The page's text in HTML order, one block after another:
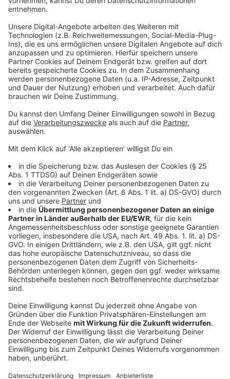
technischer Leiter der Niederlassung Münster des
BLB NRW. "Zum einen realisieren wir dieses
Großprojekt auf sehr engem Raum. Das Grundstück
wird von uns komplett überbaut, ist aber entweder von
Straßen oder bestehenden Gebäuden begrenzt. Dies
erfordert eine komplexe und bis ins letzte Detail
abgestimmte Planung und Baulogistik." Die zweite
Herausforderung sei die Schaffung der baulichen
Voraussetzungen für die hochmodernen Labore, die im
Institutsgebäude untergebracht werden.
"Physikalische Experimente im Nanobereich sind nur in
bauliche Maßnahmen müssen wir Vibrationen von innen
und außen verhindern." Dies ist auch einer der Gründe,
warum die Baugrube so tief ausgehoben wird. "Wir
gehen mit dem Institutsgebäude rund zehn Meter in
die Tiefe und errichten zwei Untergeschosse für die
Laserlabore und Nanomikroskopie. Hier schwingt der
Baukörper am wenigsten", so Vieth. Zusätzlich werde
die Bodenplatte mit komplexer Technik
schwingungsentkoppelt. So soll zusätzlich verhindert
werden, dass sich Schwingungen aus der Umgebung
auf das Gebäude übertragen und die Messungen im
Nanobereich beeinflussen. Doch das ist noch nicht
darüber hinaus, dass tieffrequente magnetische
Felder entstehen. So können sich die empfindlichen
Mess- und Versuchsgeräte nicht gegenseitig mit
elektromagnetischer Strahlung stören.